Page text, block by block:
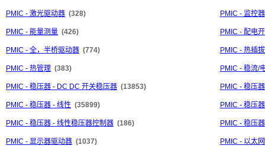
PMIC - 激光驱动器 (328) PMIC - 监控器
PMIC - 能量测量 (426) PMIC - 配电
PMIC - 全，半桥驱动器 (774) PMIC - 热插
PMIC - 热管理 (383) PMIC - 稳流/
PMIC - 稳压器 - DC DC 开关稳压器 (13853) PMIC - 稳压
PMIC - 稳压器 - 线性 (35899) PMIC - 稳压
PMIC - 稳压器 - 线性稳压器控制器 (186) PMIC - 稳压
PMIC - 显示器驱动器 (1037) PMIC - 以太